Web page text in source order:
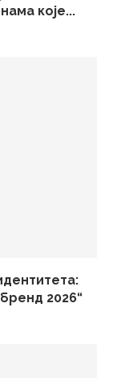
које...
2026“